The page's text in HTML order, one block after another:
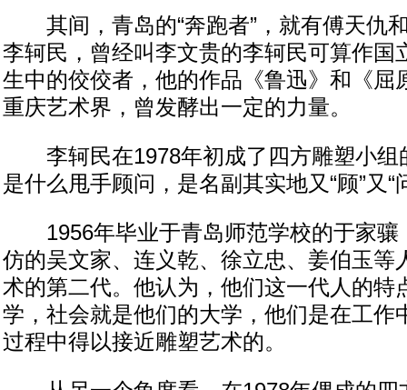
其间，青岛的“奔跑者”，就有傅天仇
李轲民，曾经叫李文贵的李轲民可算作国
生中的佼佼者，他的作品《鲁迅》和《屈
重庆艺术界，曾发酵出一定的力量。
李轲民在1978年初成了四方雕塑小组
是什么甩手顾问，是名副其实地又“顾”又“
1956年毕业于青岛师范学校的于家骧
仿的吴文家、连义乾、徐立忠、姜伯玉等
术的第二代。他认为，他们这一代人的特
学，社会就是他们的大学，他们是在工作
过程中得以接近雕塑艺术的。